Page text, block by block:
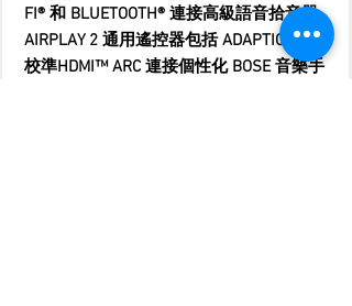
FI® 和 BLUETOOTH® 連接高級語音拾音器
AIRPLAY 2 通用遙控器包括 ADAPTIQ 音頻
校準HDMI™ ARC 連接個性化 BOSE 音樂手